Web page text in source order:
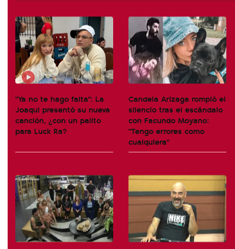
"Ya no te hago falta": La
Joaqui presentó su nueva
canción, ¿con un palito
para Luck Ra?
Candela Arizaga rompió el
silencio tras el escándalo
con Facundo Moyano:
"Tengo errores como
cualquiera"